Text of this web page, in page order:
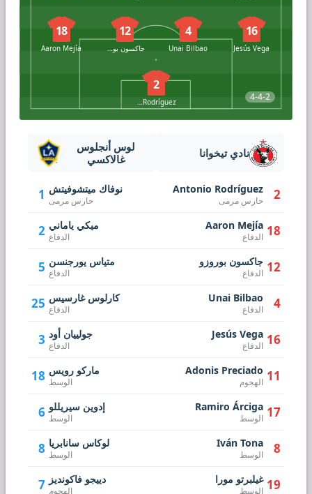
4-4-2
16
Jesús Vega
4
Unai Bilbao
12
18
Aaron Mejía
2
Antonio Rodríguez
لوس أنجلوس
غالاكسي
1 نوفاك ميتشوفيتش
حارس مرمى
2 ميكي ياماني
الدفاع
5 متياس يورجنسن
الدفاع
25 كارلوس غارسيس
الدفاع
3 جولييان أود
الدفاع
18 ماركو رويس
الوسط
6 إدوين سيريللو
الوسط
8 لوكاس سانابريا
الوسط
7 دييجو فاكونديز
الهجوم
نادي تيخوانا
2
Antonio Rodríguez
حارس مرمى
18
Aaron Mejía
الدفاع
12 جاكسون بوروزو
الدفاع
4
Unai Bilbao
الدفاع
16
Jesús Vega
الدفاع
11
Adonis Preciado
الهجوم
17
Ramiro Árciga
الوسط
8
Iván Tona
الوسط
19 غيلبرتو مورا
الوسط